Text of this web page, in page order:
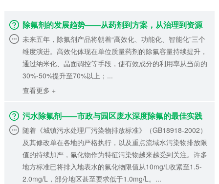
除氟剂的发展趋势——从药剂到方案，从治理到资源
未来五年，除氟剂产品将朝着“高效化、功能化、智能化”三个
维度演进。高效化体现在单位质量药剂的除氟容量持续提升，
通过纳米化、晶面调控等手段，使有效成分的利用率从当前的
30%-50%提升至70%以上；...
查看更多 +
污水除氟剂——市政与园区废水深度除氟的最佳实践
随着《城镇污水处理厂污染物排放标准》（GB18918-2002）
及其修改单在各地的严格执行，以及重点流域水污染物排放限
值的持续加严，氟化物作为特征污染物越来越受到关注。许多
地方标准已将排入地表水的氟化物限值从10mg/L收紧至1.5-
2.0mg/L，部分地区甚至要求低于1.0mg/L。...